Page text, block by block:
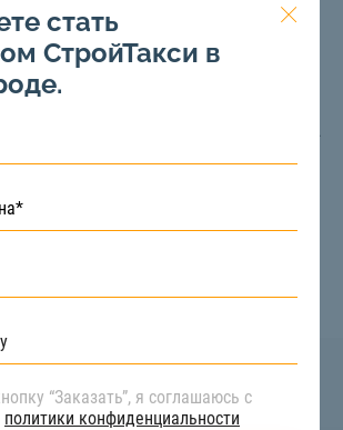
защиту от различных воздействий и
забора.
довольно-таки сложно. Для того чтобы
ямку, понадобится как минимум – 1-2 часа.
столбы часто используют специальный бур.
рабочих.
для бурения земли под столбы в Ростове-на-
к компании «СтройТакси». У нас только
машинисты. Узнать условия и цену
столбы можно по номеру телефона:8(908) 181-
стать
СтройТакси в
“Заказать”, я соглашаюсь с
политики конфиденциальности